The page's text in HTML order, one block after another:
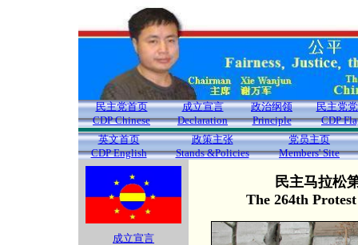
民主党首页
CDP Chinese
成立宣言
Declaration
政治纲领
Principle
民主党
CDP
英文首页
CDP English
政策主张
Stands &Policies
党员主页
Members' Site
成立宣言
民主马拉松
The 264th